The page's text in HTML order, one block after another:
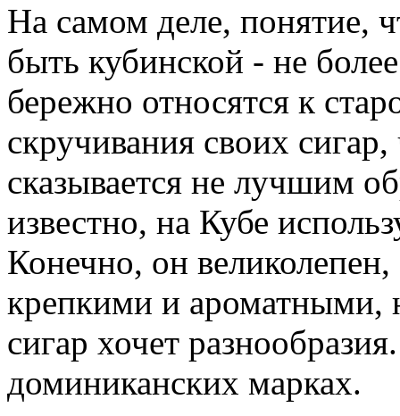
На самом деле, понятие,
быть кубинской - не
бережно относятся к
скручивания своих
сказывается не лучшим
известно, на Кубе
Конечно, он
крепкими и ароматными,
сигар хочет
доминиканских марках.